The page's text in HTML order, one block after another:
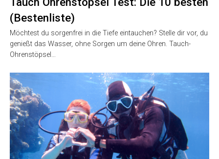
(Bestenliste)
Möchtest du sorgenfrei in die Tiefe eintauchen? Stelle dir vor, du
genießt das Wasser, ohne Sorgen um deine Ohren. Tauch-
Ohrenstöpsel…